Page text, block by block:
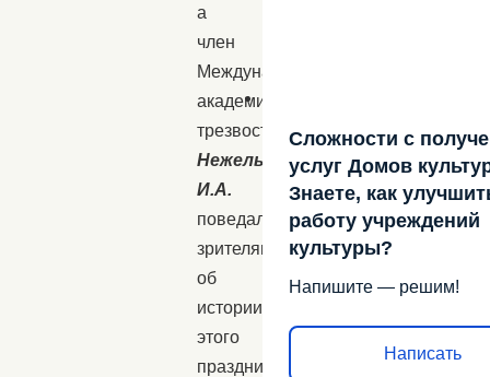
а
член
Международной
академии
трезвости
Нежельская
И.А.
поведала
зрителям
об
истории
этого
праздника.
Сложности с
услуг Домов
Знаете, как
работу учреждений
культуры?
Напишите — решим!
Написать